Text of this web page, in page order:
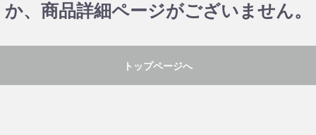
か、商品詳細ページがございません。
トップページへ